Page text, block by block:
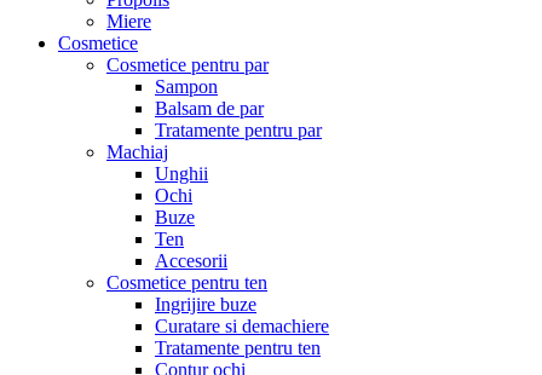
Miere
Cosmetice
Cosmetice pentru par
Sampon
Balsam de par
Tratamente pentru par
Machiaj
Unghii
Ochi
Buze
Ten
Accesorii
Cosmetice pentru ten
Ingrijire buze
Curatare si demachiere
Tratamente pentru ten
Contur ochi